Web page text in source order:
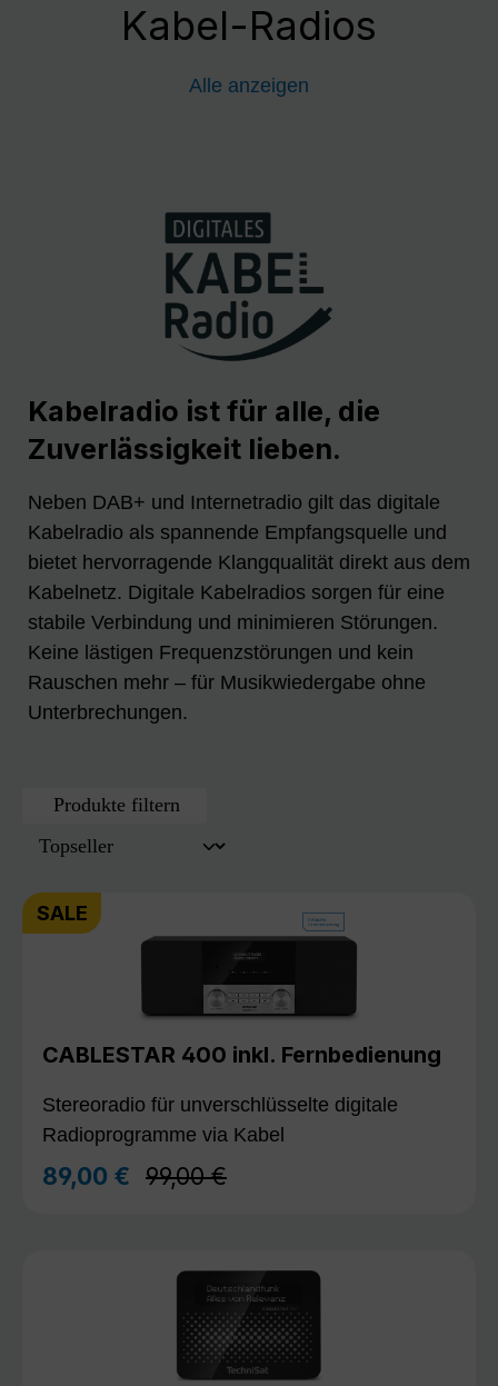
Kabel-Radios
Alle anzeigen
Kabelradio ist für alle, die
Zuverlässigkeit lieben.
Neben DAB+ und Internetradio gilt das digitale
Kabelradio als spannende Empfangsquelle und
bietet hervorragende Klangqualität direkt aus dem
Kabelnetz. Digitale Kabelradios sorgen für eine
stabile Verbindung und minimieren Störungen.
Keine lästigen Frequenzstörungen und kein
Rauschen mehr – für Musikwiedergabe ohne
Unterbrechungen.
Produkte filtern
SALE
CABLESTAR 400 inkl. Fernbedienung
Stereoradio für unverschlüsselte digitale
Radioprogramme via Kabel
Verkaufspreis:
89,00 € Regulärer Preis:
99,00 €